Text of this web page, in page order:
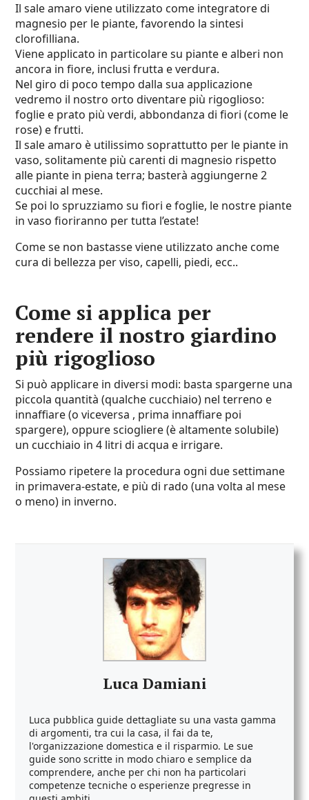
Il sale amaro viene utilizzato come integratore di
magnesio per le piante, favorendo la sintesi
clorofilliana.
Viene applicato in particolare su piante e alberi non
ancora in fiore, inclusi frutta e verdura.
Nel giro di poco tempo dalla sua applicazione
vedremo il nostro orto diventare più rigoglioso:
foglie e prato più verdi, abbondanza di fiori (come le
rose) e frutti.
Il sale amaro è utilissimo soprattutto per le piante in
vaso, solitamente più carenti di magnesio rispetto
alle piante in piena terra; basterà aggiungerne 2
cucchiai al mese.
Se poi lo spruzziamo su fiori e foglie, le nostre piante
in vaso fioriranno per tutta l’estate!
Come se non bastasse viene utilizzato anche come
cura di bellezza per viso, capelli, piedi, ecc..
Come si applica per
rendere il nostro giardino
più rigoglioso
Si può applicare in diversi modi: basta spargerne una
piccola quantità (qualche cucchiaio) nel terreno e
innaffiare (o viceversa , prima innaffiare poi
spargere), oppure sciogliere (è altamente solubile)
un cucchiaio in 4 litri di acqua e irrigare.
Possiamo ripetere la procedura ogni due settimane
in primavera-estate, e più di rado (una volta al mese
o meno) in inverno.
Luca Damiani
Luca pubblica guide dettagliate su una vasta gamma
di argomenti, tra cui la casa, il fai da te,
l'organizzazione domestica e il risparmio. Le sue
guide sono scritte in modo chiaro e semplice da
comprendere, anche per chi non ha particolari
competenze tecniche o esperienze pregresse in